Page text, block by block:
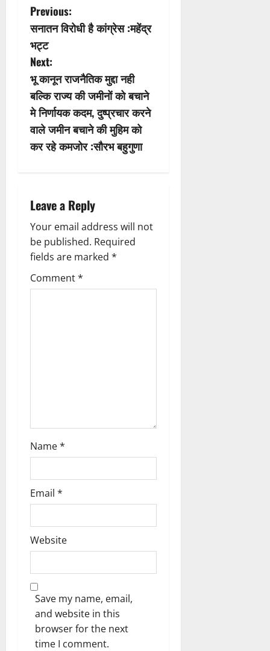
P
o
s
t
n
a
g
a
t
i
Previous:
सनातन विरोधी है कांग्रेस :महेंद्र
भट्ट
Next:
भू कानून राजनैतिक मुद्दा नही
बल्कि राज्य की जमीनों को बचाने
मे निर्णायक कदम, दुष्प्रचार करने
वाले जमीन बचाने की मुहिम को
कर रहे कमजोर :सौरभ बहुगुणा
Leave a Reply
Your email address will not
be published. Required
fields are marked *
Comment*
Name*
Email *
Website
Save my name, email,
and website in this
browser for the next
time I comment.